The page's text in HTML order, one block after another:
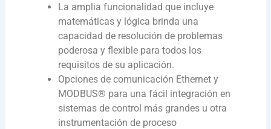
La amplia funcionalidad que incluye
matemáticas y lógica brinda una
capacidad de resolución de problemas
poderosa y flexible para todos los
requisitos de su aplicación.
Opciones de comunicación Ethernet y
MODBUS® para una fácil integración en
sistemas de control más grandes u otra
instrumentación de proceso